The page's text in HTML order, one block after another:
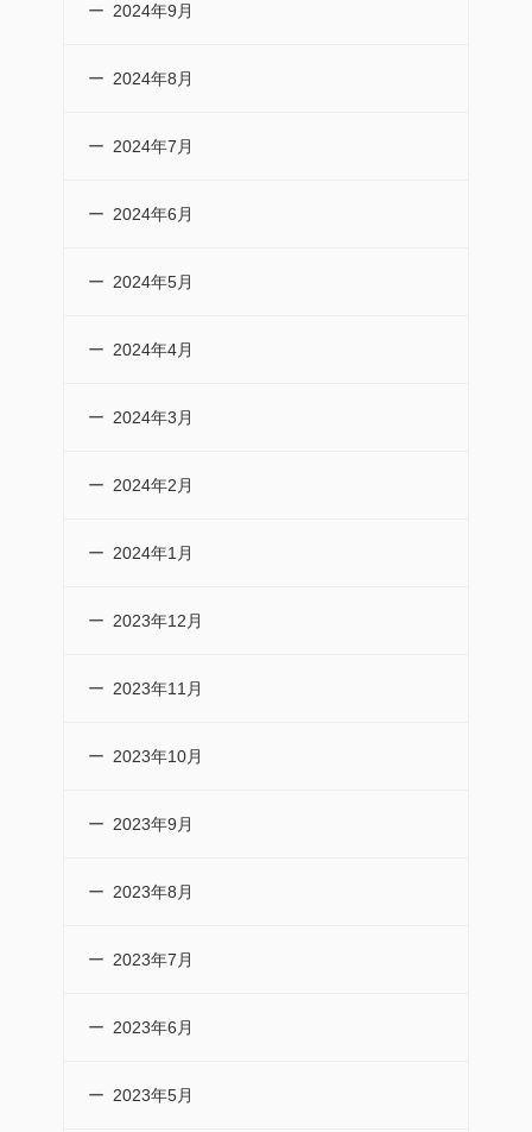
2024年9月
2024年8月
2024年7月
2024年6月
2024年5月
2024年4月
2024年3月
2024年2月
2024年1月
2023年12月
2023年11月
2023年10月
2023年9月
2023年8月
2023年7月
2023年6月
2023年5月